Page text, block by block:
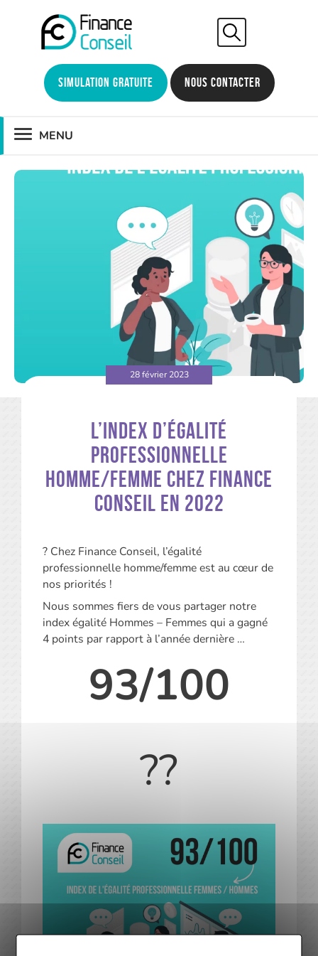
Simulation gratuite Nous contacter
MENU
28 février 2023
L’index d’égalité
professionnelle
homme/femme chez Finance
Conseil en 2022
? Chez Finance Conseil, l’égalité
professionnelle homme/femme est au cœur de
nos priorités !
Nous sommes fiers de vous partager notre
index égalité Hommes – Femmes qui a gagné
4 points par rapport à l’année dernière …
93/100
??